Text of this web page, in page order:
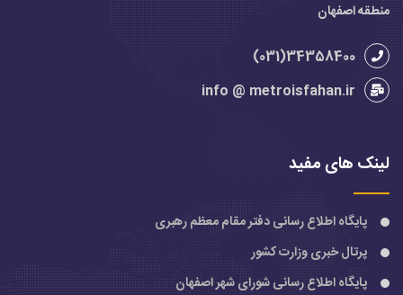
منطقه اصفهان
34358400(031)
info @ metroisfahan.ir
لینک های مفید
پایگاه اطلاع رسانی دفتر مقام معظم رهبری
پرتال خبری وزارت کشور
پایگاه اطلاع رسانی شورای شهر اصفهان